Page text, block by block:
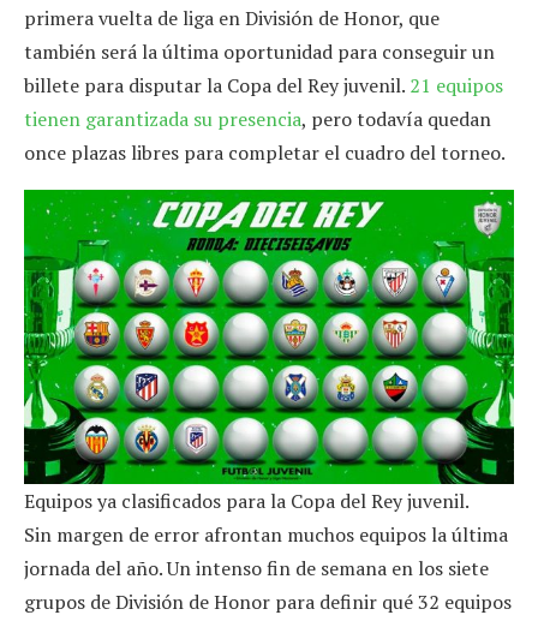
primera vuelta de liga en División de Honor, que
también será la última oportunidad para conseguir un
billete para disputar la Copa del Rey juvenil. 21 equipos
tienen garantizada su presencia, pero todavía quedan
once plazas libres para completar el cuadro del torneo.
Equipos ya clasificados para la Copa del Rey juvenil.
Sin margen de error afrontan muchos equipos la última
jornada del año. Un intenso fin de semana en los siete
grupos de División de Honor para definir qué 32 equipos